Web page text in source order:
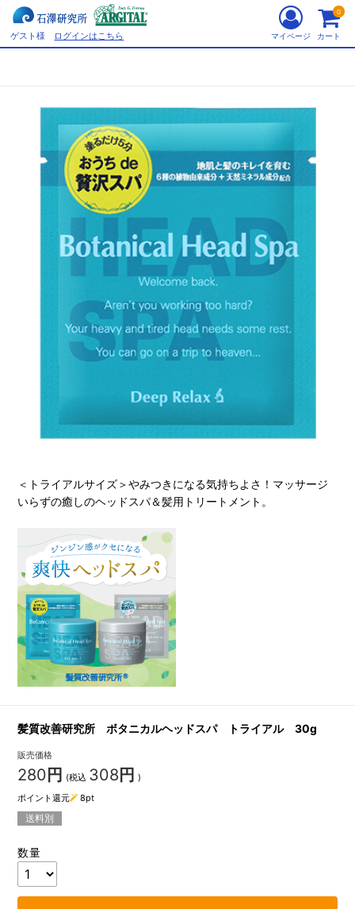
ゲスト様 ログインはこちら マイページ カート
0
＜トライアルサイズ＞やみつきになる気持ちよさ！マッサージ
いらずの癒しのヘッドスパ＆髪用トリートメント。
髪質改善研究所 ボタニカルヘッドスパ トライアル 30g
販売価格
280 円 (税込 308 円 )
ポイント還元
8pt
送料別
数量